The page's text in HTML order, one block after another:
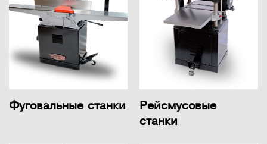
Фуговальные станки
Рейсмусовые
станки